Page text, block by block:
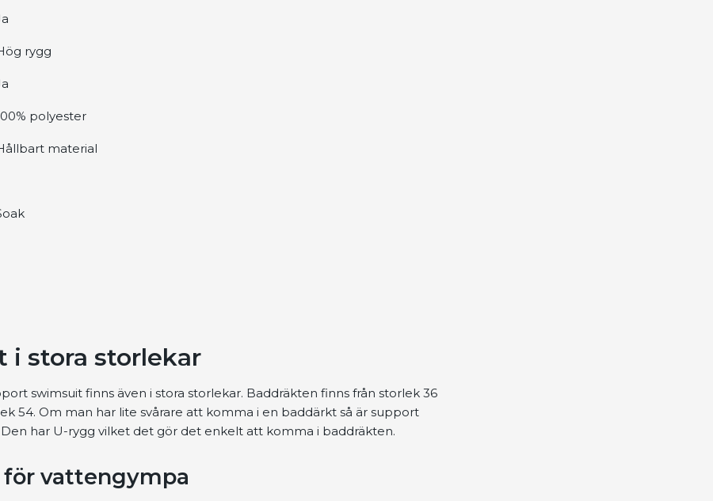
rygg
polyester
material
i stora storlekar
swimsuit finns även i stora storlekar. Baddräkten finns från storlek 36
54. Om man har lite svårare att komma i en baddärkt så är support
har U-rygg vilket det gör det enkelt att komma i baddräkten.
vattengympa